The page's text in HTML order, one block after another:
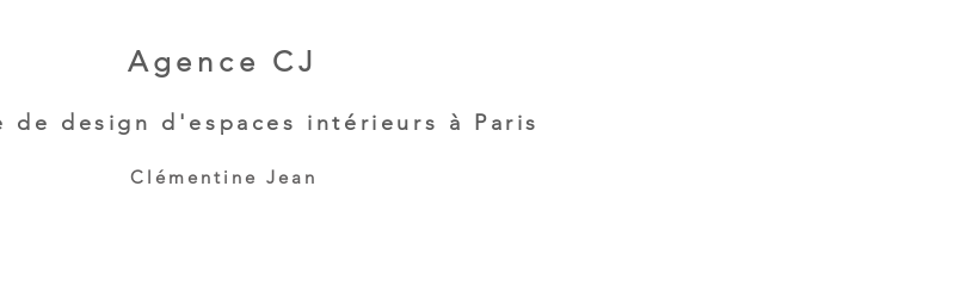
Agence CJ
de design d'espaces intérieurs à Paris
Clémentine Jean​